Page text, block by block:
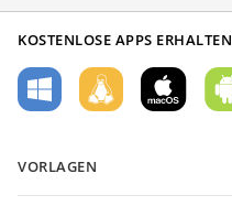
KOSTENLOSE APPS ERHALTEN
VORLAGEN